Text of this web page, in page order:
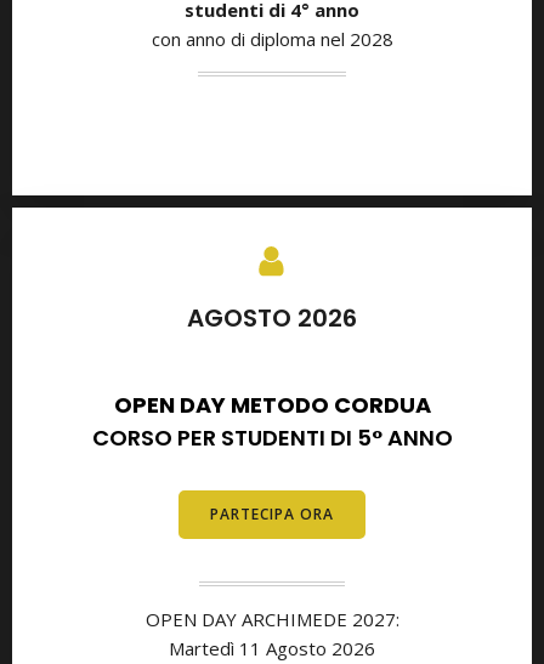
studenti di 4° anno
con anno di diploma nel 2028
AGOSTO 2026
OPEN DAY METODO CORDUA
CORSO PER STUDENTI DI 5° ANNO
PARTECIPA ORA
OPEN DAY ARCHIMEDE 2027:
Martedì 11 Agosto 2026